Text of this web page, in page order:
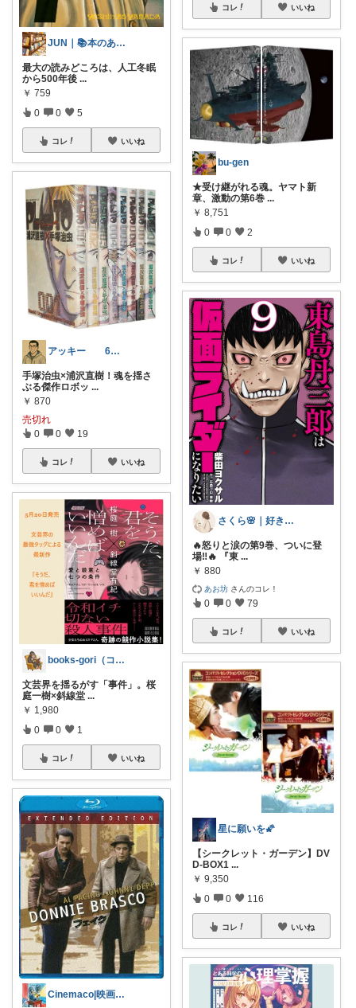
JUN｜📚本のある暮らし
最大の読みどころは、人工冬眠
から500年後 ...
￥ 759
0 0 5
コレ いいね
アッキー 6才娘👧子育て中💪
手塚治虫×浦沢直樹！魂を揺さ
ぶる傑作ロボッ ...
￥ 870
売切れ
0 0 19
コレ いいね
books-gori（コミック・本など）
文芸界を揺るがす「事件」。桜
庭一樹×斜線堂 ...
￥ 1,980
0 0 1
コレ いいね
Cinemaco|映画･ドラマがある生活
コレ いいね
bu-gen
★受け継がれる魂。ヤマト新
章、激動の第6巻 ...
￥ 8,751
0 0 2
コレ いいね
さくら🌸｜好きなものを集める主婦ROO
🔥怒りと涙の第9巻、ついに登
場‼️🔥 『東 ...
￥ 880
あお坊 さんのコレ！
0 0 79
コレ いいね
星に願いを🌠
【シークレット・ガーデン】DV
D-BOX1 ...
￥ 9,350
0 0 116
コレ いいね